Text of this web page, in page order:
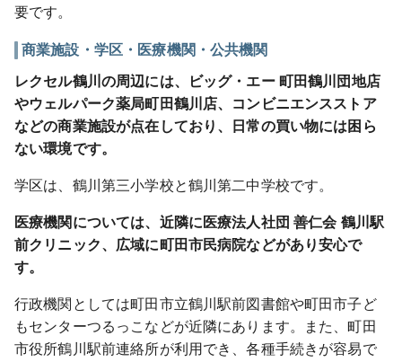
要です。
商業施設・学区・医療機関・公共機関
レクセル鶴川の周辺には、ビッグ・エー 町田鶴川団地店
やウェルパーク薬局町田鶴川店、コンビニエンスストア
などの商業施設が点在しており、日常の買い物には困ら
ない環境です。
学区は、鶴川第三小学校と鶴川第二中学校です。
医療機関については、近隣に医療法人社団 善仁会 鶴川駅
前クリニック、広域に町田市民病院などがあり安心で
す。
行政機関としては町田市立鶴川駅前図書館や町田市子ど
もセンターつるっこなどが近隣にあります。また、町田
市役所鶴川駅前連絡所が利用でき、各種手続きが容易で